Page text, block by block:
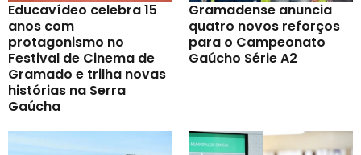
Educavídeo celebra 15
anos com
protagonismo no
Festival de Cinema de
Gramado e trilha novas
histórias na Serra
Gaúcha
Gramadense anuncia
quatro novos reforços
para o Campeonato
Gaúcho Série A2